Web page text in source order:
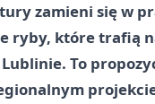
zamieni się w
ryby, które trafią
To